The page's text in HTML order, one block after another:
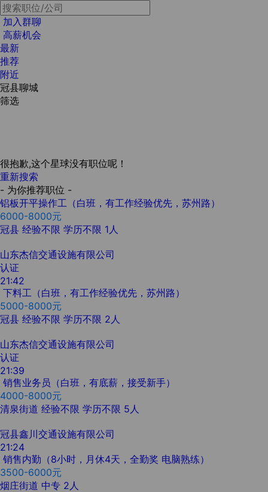
加入群聊
高薪机会
最新
推荐
附近
冠县聊城
筛选
很抱歉,这个星球没有职位呢！
重新搜索
- 为你推荐职位 -
铝板开平操作工（白班，有工作经验优先，苏州路）
6000-8000元
冠县 经验不限 学历不限 1人
山东杰信交通设施有限公司
认证
21:42
下料工（白班，有工作经验优先，苏州路）
5000-8000元
冠县 经验不限 学历不限 2人
山东杰信交通设施有限公司
认证
21:39
销售业务员（白班，有底薪，接受新手）
4000-8000元
清泉街道 经验不限 学历不限 5人
冠县鑫川交通设施有限公司
21:24
销售内勤（8小时，月休4天，全勤奖 电脑熟练）
3500-6000元
烟庄街道 中专 2人